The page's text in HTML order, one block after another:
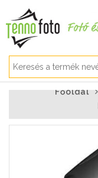
Bejelentkezés
Elfelejtett jelszó
Főoldal